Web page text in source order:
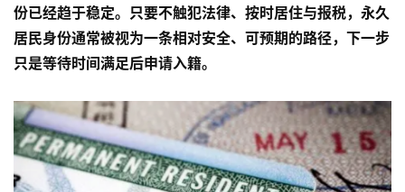
份已经趋于稳定。只要不触犯法律、按时居住与报税，永久
居民身份通常被视为一条相对安全、可预期的路径，下一步
只是等待时间满足后申请入籍。